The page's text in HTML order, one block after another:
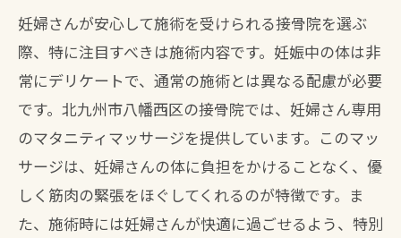
妊婦さんが安心して施術を受けられる接骨院を選ぶ
際、特に注目すべきは施術内容です。妊娠中の体は非
常にデリケートで、通常の施術とは異なる配慮が必要
です。北九州市八幡西区の接骨院では、妊婦さん専用
のマタニティマッサージを提供しています。このマッ
サージは、妊婦さんの体に負担をかけることなく、優
しく筋肉の緊張をほぐしてくれるのが特徴です。ま
た、施術時には妊婦さんが快適に過ごせるよう、特別